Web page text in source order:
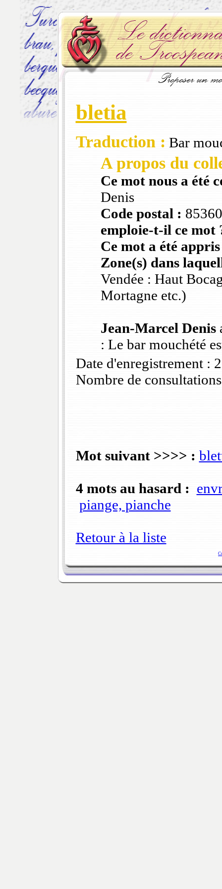
bletia
Traduction : Bar
A propos du
Ce mot nous a été
Denis
Code postal :
emploie-t-il ce mot
Ce mot a été
Zone(s) dans
Vendée : Haut
Mortagne etc.)
Jean-Marcel Denis
: Le bar mouchété
Date d'enregistrement :
Nombre de
Mot suivant >>>> :
4 mots au hasard :
piange, pianche
Retour à la liste